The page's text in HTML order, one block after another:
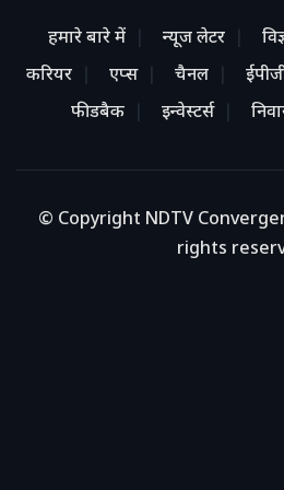
हमारे बारे में न्यूज लेटर
करियर
एप्स चैनल
फीडबैक
इन्वेस्टर्स
© Copyright NDTV
rights